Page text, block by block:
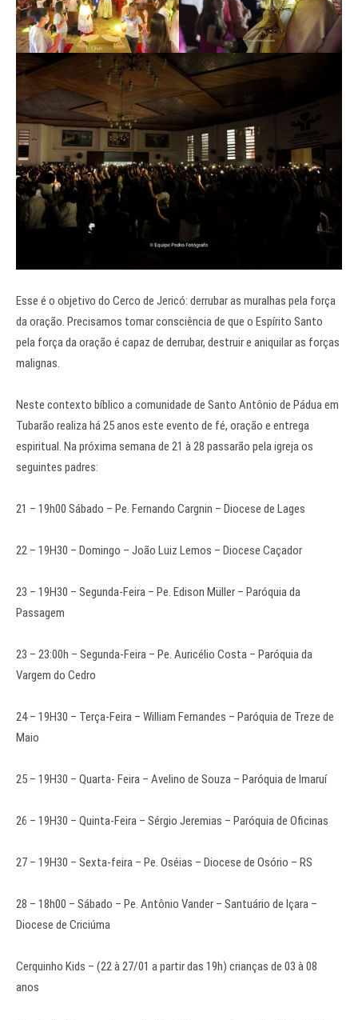
Esse é o objetivo do Cerco de Jericó: derrubar as muralhas pela força
da oração. Precisamos tomar consciência de que o Espírito Santo
pela força da oração é capaz de derrubar, destruir e aniquilar as forças
malignas.
Neste contexto bíblico a comunidade de Santo Antônio de Pádua em
Tubarão realiza há 25 anos este evento de fé, oração e entrega
espiritual. Na próxima semana de 21 à 28 passarão pela igreja os
seguintes padres:
21 – 19h00 Sábado – Pe. Fernando Cargnin – Diocese de Lages
22 – 19H30 – Domingo – João Luiz Lemos – Diocese Caçador
23 – 19H30 – Segunda-Feira – Pe. Edison Müller – Paróquia da
Passagem
23 – 23:00h – Segunda-Feira – Pe. Auricélio Costa – Paróquia da
Vargem do Cedro
24 – 19H30 – Terça-Feira – William Fernandes – Paróquia de Treze de
Maio
25 – 19H30 – Quarta- Feira – Avelino de Souza – Paróquia de Imaruí
26 – 19H30 – Quinta-Feira – Sérgio Jeremias – Paróquia de Oficinas
27 – 19H30 – Sexta-feira – Pe. Oséias – Diocese de Osório – RS
28 – 18h00 – Sábado – Pe. Antônio Vander – Santuário de Içara –
Diocese de Criciúma
Cerquinho Kids – (22 à 27/01 a partir das 19h) crianças de 03 à 08
anos